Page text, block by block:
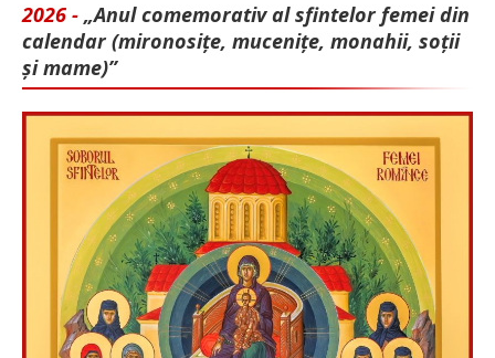
2026 - „Anul comemorativ al sfintelor femei din
calendar (mironosițe, mu­cenițe, monahii, soții
și mame)”